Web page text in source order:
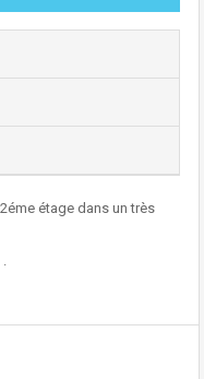
étage dans un très
.